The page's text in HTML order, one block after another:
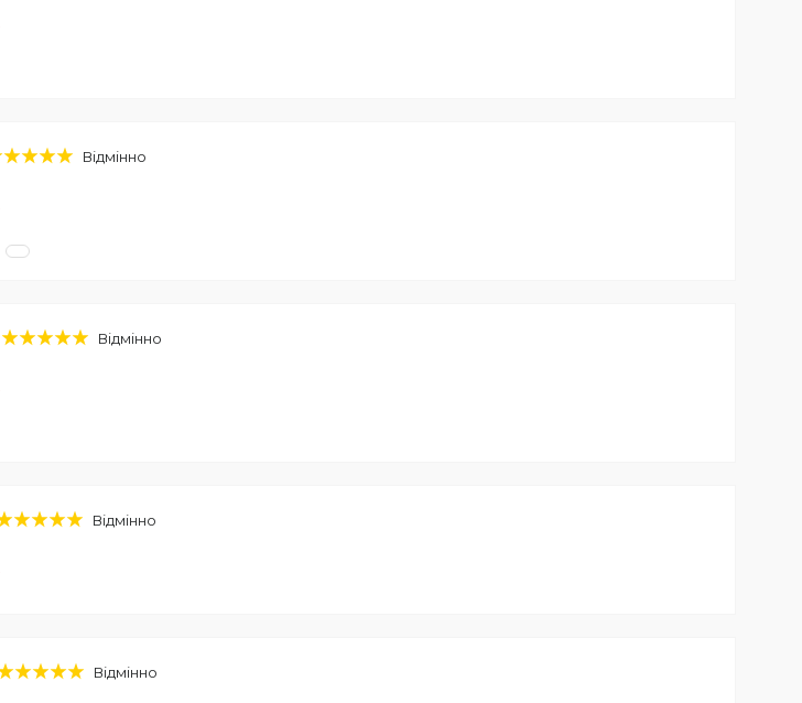
Відмінно
Відмінно
Відмінно
Відмінно